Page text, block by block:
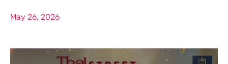
May 26, 2026